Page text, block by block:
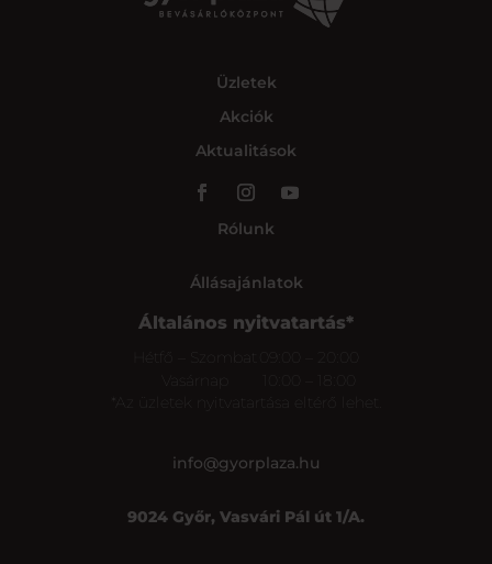
Üzletek
Akciók
Aktualitások
Rólunk
Állásajánlatok
Általános nyitvatartás*
*Az üzletek nyitvatartása eltérő lehet.
info@gyorplaza.hu
9024 Győr, Vasvári Pál út 1/A.